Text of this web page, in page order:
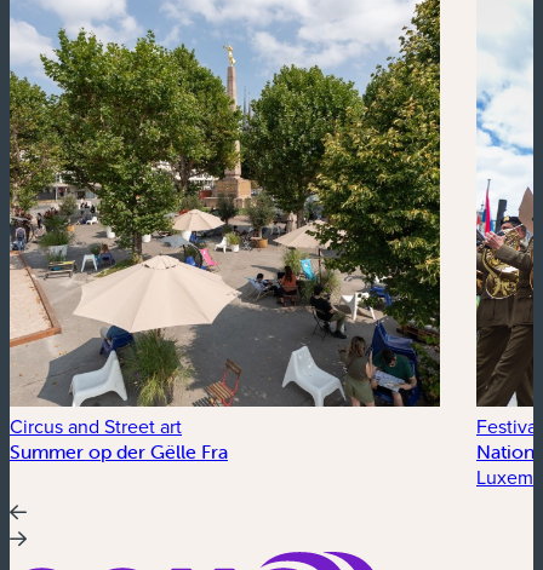
Circus and Street art
Summer op der Gëlle Fra